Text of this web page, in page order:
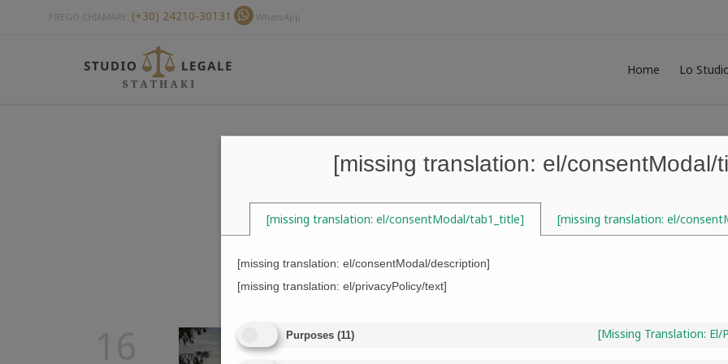
PREGO CHIAMARE: (+30) 24210-30131 WhatsApp
Home Lo
Tag:
Le Regole Generali della
[missing translation: el/consentModal/
[missing translation: el/consentModal/tab1_title] [missing translation: el/
[missing translation: el/consentModal/description]
[missing translation: el/privacyPolicy/text]
Purposes (11) [missing Translation: